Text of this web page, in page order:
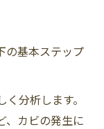
の基本ステップ
分析します。
、カビの発生に